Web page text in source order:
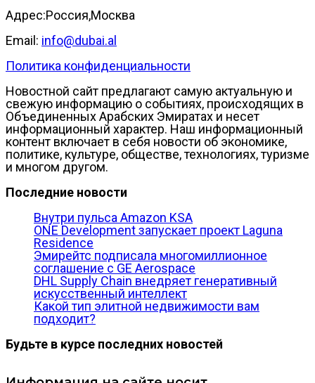
Адрес:Россия,Москва
Email: info@dubai.al
Политика конфиденциальности
Новостной сайт предлагают самую актуальную и
свежую информацию о событиях, происходящих в
Объединенных Арабских Эмиратах и несет
информационный характер. Наш информационный
контент включает в себя новости об экономике,
политике, культуре, обществе, технологиях, туризме
и многом другом.
Последние новости
Внутри пульса Amazon KSA
ONE Development запускает проект Laguna
Residence
Эмирейтс подписала многомиллионное
соглашение с GE Aerospace
DHL Supply Chain внедряет генеративный
искусственный интеллект
Какой тип элитной недвижимости вам
подходит?
Будьте в курсе последних новостей